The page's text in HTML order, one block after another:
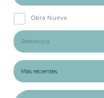
Obra Nueva